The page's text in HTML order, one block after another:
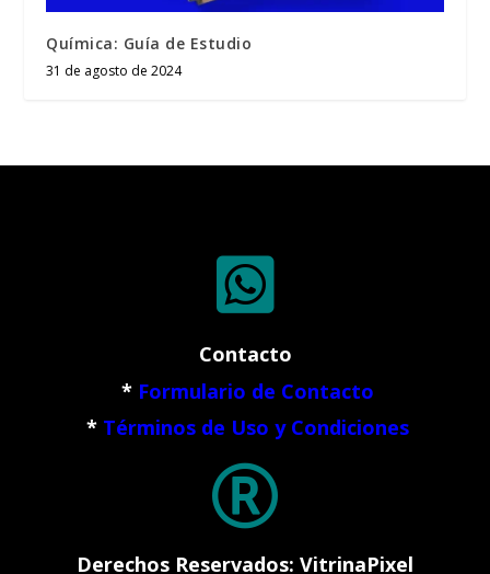
Química: Guía de Estudio
31 de agosto de 2024

Contacto
* Formulario de Contacto
* Términos de Uso y Condiciones

Derechos Reservados: VitrinaPixel